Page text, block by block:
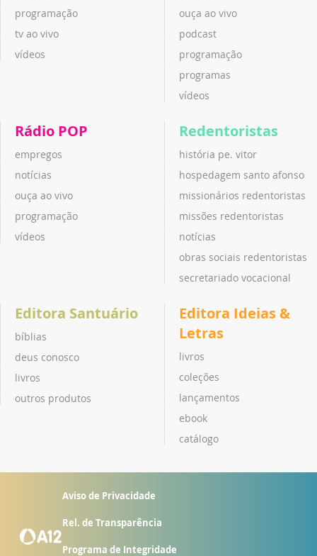
programação
tv ao vivo
vídeos
ouça ao vivo
podcast
programação
programas
vídeos
Rádio POP
empregos
notícias
ouça ao vivo
programação
vídeos
Redentoristas
história pe. vitor
hospedagem santo afonso
missionários redentoristas
missões redentoristas
notícias
obras sociais redentoristas
secretariado vocacional
Editora Santuário
bíblias
deus conosco
livros
outros produtos
Editora Ideias &
Letras
livros
coleções
lançamentos
ebook
catálogo
Aviso de Privacidade
Rel. de Transparência
Programa de Integridade